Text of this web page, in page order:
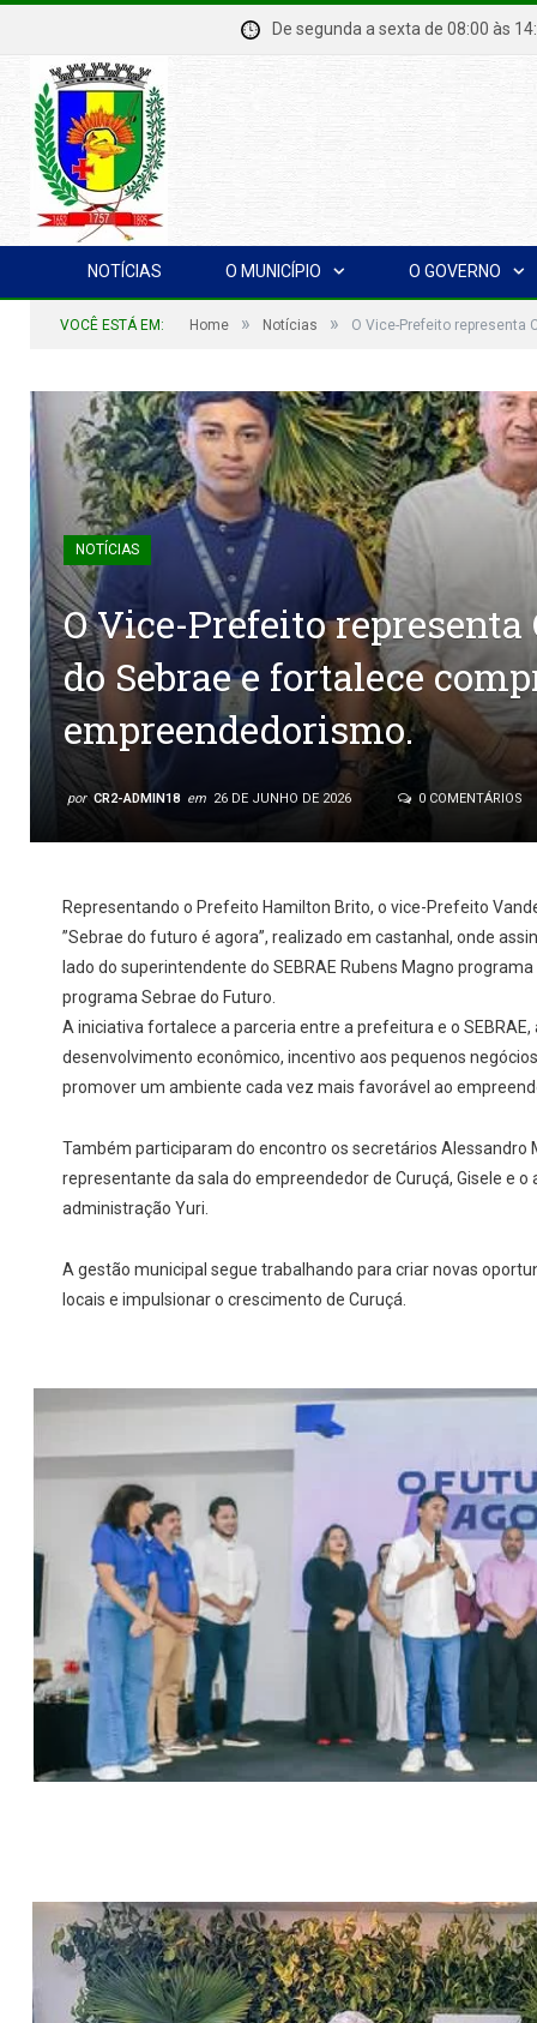
De segunda a sexta de 08:00
NOTÍCIAS O MUNICÍPIO O GOVERNO
VOCÊ ESTÁ EM: Home » Notícias » O Vice-Prefeito representa
NOTÍCIAS
O Vice-Prefeito
do Sebrae e fortalece
empreendedorismo.
por CR2-ADMIN18 em 26 DE JUNHO DE 2026 0 COMENTÁRIOS
Representando o Prefeito Hamilton Brito, o vice-Prefeito
”Sebrae do futuro é agora”, realizado em castanhal, onde
lado do superintendente do SEBRAE Rubens Magno
programa Sebrae do Futuro.
A iniciativa fortalece a parceria entre a prefeitura e o
desenvolvimento econômico, incentivo aos pequenos
promover um ambiente cada vez mais favorável ao
Também participaram do encontro os secretários Alessandro
representante da sala do empreendedor de Curuçá, Gisele e
administração Yuri.
A gestão municipal segue trabalhando para criar novas
locais e impulsionar o crescimento de Curuçá.